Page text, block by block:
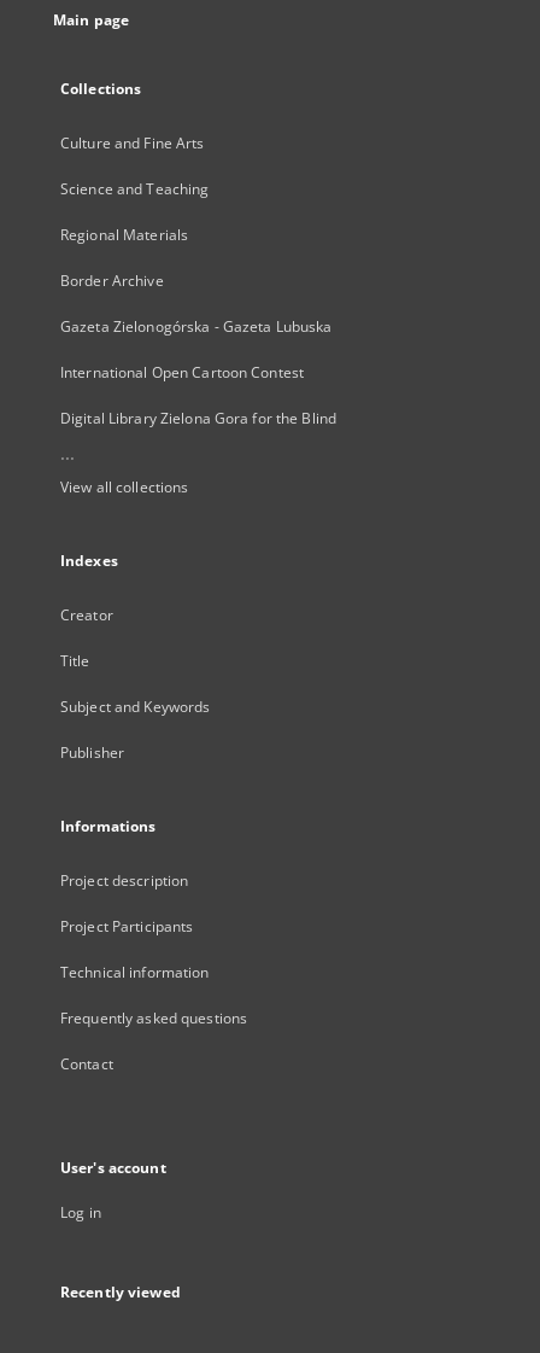
Main page
Collections
Culture and Fine Arts
Science and Teaching
Regional Materials
Border Archive
Gazeta Zielonogórska - Gazeta Lubuska
International Open Cartoon Contest
Digital Library Zielona Gora for the Blind
...
View all collections
Indexes
Creator
Title
Subject and Keywords
Publisher
Informations
Project description
Project Participants
Technical information
Frequently asked questions
Contact
User's account
Log in
Recently viewed